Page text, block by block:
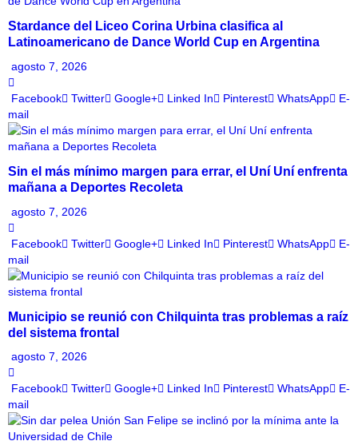
Stardance del Liceo Corina Urbina clasifica al
Latinoamericano de Dance World Cup en Argentina
agosto 7, 2026
Facebook Twitter Google+ Linked In Pinterest WhatsApp
E-
mail
Sin el más mínimo margen para errar, el Uní Uní enfrenta
mañana a Deportes Recoleta
agosto 7, 2026
Facebook Twitter Google+ Linked In Pinterest WhatsApp
E-
mail
Municipio se reunió con Chilquinta tras problemas a raíz
del sistema frontal
agosto 7, 2026
Facebook Twitter Google+ Linked In Pinterest WhatsApp
E-
mail